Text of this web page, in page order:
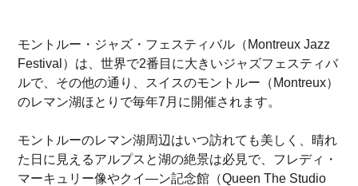
モントルー・ジャズ・フェスティバル（Montreux Jazz
Festival）は、世界で2番目に大きいジャズフェスティバ
ルで、その他の通り、スイスのモントルー（Montreux）
のレマン湖ほとりで毎年7月に開催されます。
モントルーのレマン湖周辺はいつ訪れても美しく、晴れ
た日に見えるアルプスと湖の絶景は必見で、フレディ・
マーキュリー像やクイ―ン記念館（Queen The Studio